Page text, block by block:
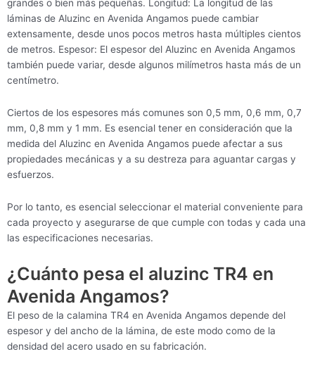
grandes o bien más pequeñas. Longitud: La longitud de las
láminas de Aluzinc en Avenida Angamos puede cambiar
extensamente, desde unos pocos metros hasta múltiples cientos
de metros. Espesor: El espesor del Aluzinc en Avenida Angamos
también puede variar, desde algunos milímetros hasta más de un
centímetro.
Ciertos de los espesores más comunes son 0,5 mm, 0,6 mm, 0,7
mm, 0,8 mm y 1 mm. Es esencial tener en consideración que la
medida del Aluzinc en Avenida Angamos puede afectar a sus
propiedades mecánicas y a su destreza para aguantar cargas y
esfuerzos.
Por lo tanto, es esencial seleccionar el material conveniente para
cada proyecto y asegurarse de que cumple con todas y cada una
las especificaciones necesarias.
¿Cuánto pesa el aluzinc TR4 en
Avenida Angamos?
El peso de la calamina TR4 en Avenida Angamos depende del
espesor y del ancho de la lámina, de este modo como de la
densidad del acero usado en su fabricación.